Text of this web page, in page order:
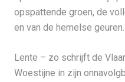
opspattende groen, de
en van de hemelse geuren.
Lente – zo schrijft de
Woestijne in zijn